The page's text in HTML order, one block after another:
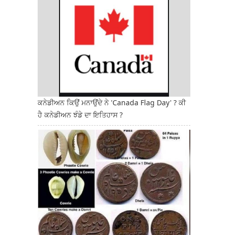
ਕਨੇਡੀਅਨ ਕਿਉਂ ਮਨਾਉਂਦੇ ਨੇ 'Canada Flag Day' ? ਕੀ
ਹੈ ਕਨੇਡੀਅਨ ਝੰਡੇ ਦਾ ਇਤਿਹਾਸ ?